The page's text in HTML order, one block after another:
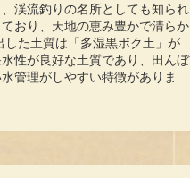
渓流釣りの名所としても知られ
おり、天地の恵み豊かで清らか
た土質は「多湿黒ボク土」が
性が良好な土質であり、田んぼ
管理がしやすい特徴がありま